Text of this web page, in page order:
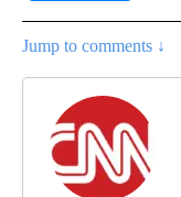
Jump to comments ↓